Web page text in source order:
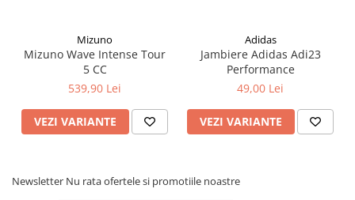
Mizuno
Mizuno Wave Intense Tour
5 CC
539,90 Lei
VEZI VARIANTE
Adidas
Jambiere Adidas Adi23
Performance
49,00 Lei
VEZI VARIANTE
Newsletter Nu rata ofertele si promotiile noastre